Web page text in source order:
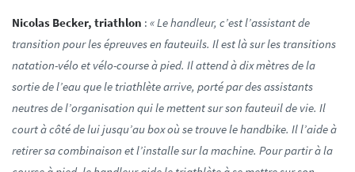
Nicolas Becker, triathlon : « Le handleur, c’est l’assistant de
transition pour les épreuves en fauteuils. Il est là sur les transitions
natation-vélo et vélo-course à pied. Il attend à dix mètres de la
sortie de l’eau que le triathlète arrive, porté par des assistants
neutres de l’organisation qui le mettent sur son fauteuil de vie. Il
court à côté de lui jusqu’au box où se trouve le handbike. Il l’aide à
retirer sa combinaison et l’installe sur la machine. Pour partir à la